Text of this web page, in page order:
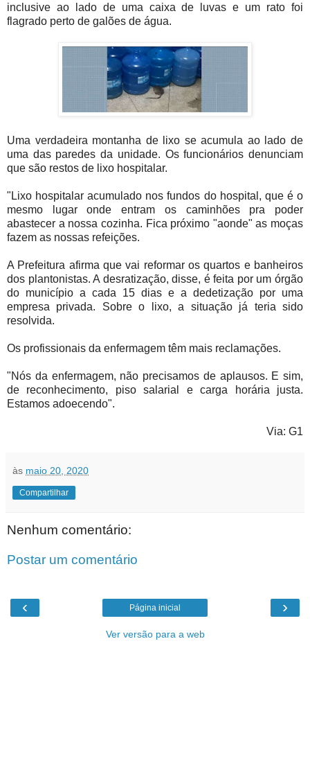
inclusive ao lado de uma caixa de luvas e um rato foi
flagrado perto de galões de água.
Uma verdadeira montanha de lixo se acumula ao lado de
uma das paredes da unidade. Os funcionários denunciam
que são restos de lixo hospitalar.
"Lixo hospitalar acumulado nos fundos do hospital, que é o
mesmo lugar onde entram os caminhões pra poder
abastecer a nossa cozinha. Fica próximo "aonde" as moças
fazem as nossas refeições.
A Prefeitura afirma que vai reformar os quartos e banheiros
dos plantonistas. A desratização, disse, é feita por um órgão
do município a cada 15 dias e a dedetização por uma
empresa privada. Sobre o lixo, a situação já teria sido
resolvida.
Os profissionais da enfermagem têm mais reclamações.
"Nós da enfermagem, não precisamos de aplausos. E sim,
de reconhecimento, piso salarial e carga horária justa.
Estamos adoecendo".
Via: G1
às maio 20, 2020
Compartilhar
Nenhum comentário:
Postar um comentário
‹ ›
Página inicial
Ver versão para a web